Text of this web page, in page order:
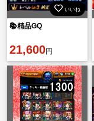
いいね
📚精品GQ
21,600円